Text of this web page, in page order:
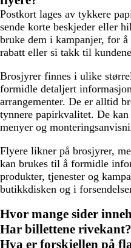
Postkort lages av tykkere
sende korte beskjeder eller
bruke dem i kampanjer, for
rabatt eller si takk til
Brosjyrer finnes i ulike
formidle detaljert
arrangementer. De er alltid
tynnere papirkvalitet. De
menyer og
Flyere likner på brosjyrer,
kan brukes til å formidle
produkter, tjenester og
butikkdisken og i
Hvor mange sider
Har billettene rivekant?
Hva er forskjellen på